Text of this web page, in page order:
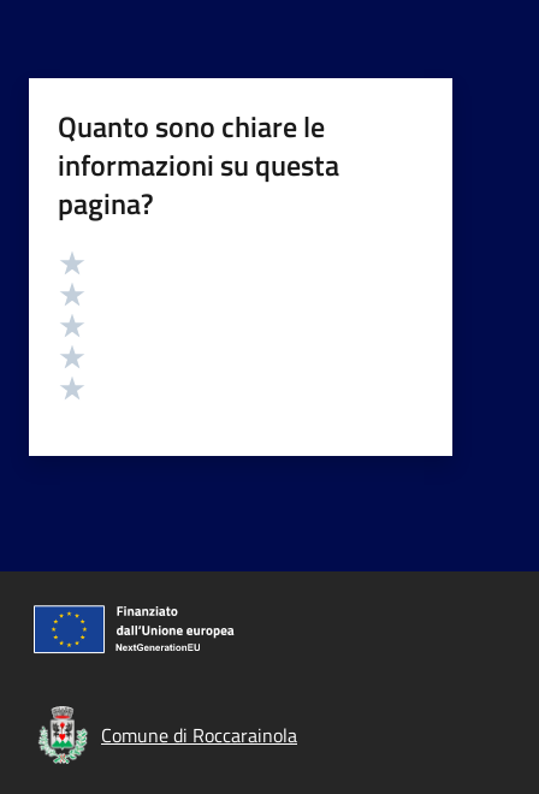
Quanto sono chiare le
informazioni su questa
pagina?
Valutazione
Comune di Roccarainola